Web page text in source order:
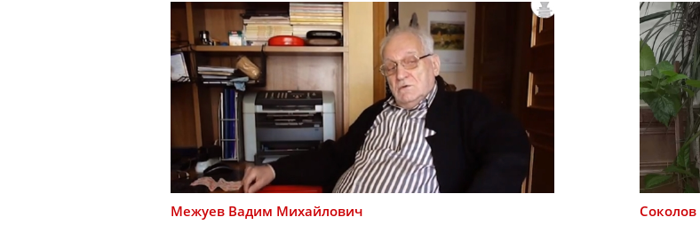
Межуев Вадим Михайлович Соколов